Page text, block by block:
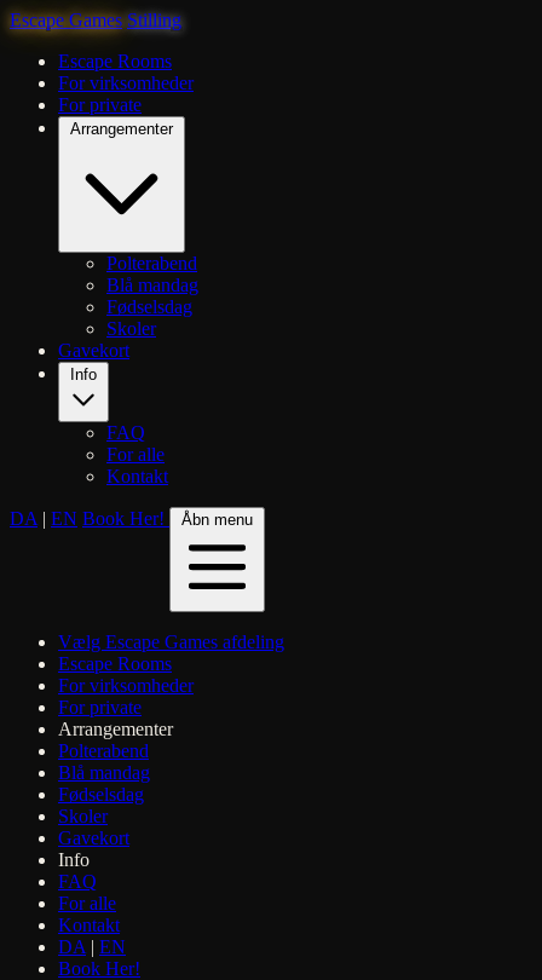
Escape Games Stilling
Escape Rooms
For virksomheder
For private
Arrangementer
Polterabend
Blå mandag
Fødselsdag
Skoler
Gavekort
FAQ
For alle
Kontakt
DA | EN Book Her! Åbn menu
Vælg Escape Games afdeling
Escape Rooms
For virksomheder
For private
Arrangementer
Polterabend
Blå mandag
Fødselsdag
Skoler
Gavekort
Info
FAQ
For alle
Kontakt
DA | EN
Book Her!